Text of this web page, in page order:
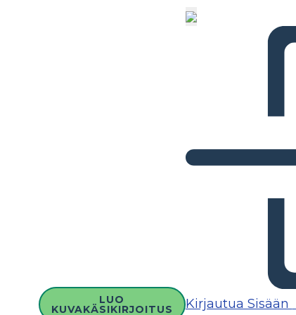
LUO
KUVAKÄSIKIRJOITUS Kirjautua Sisään